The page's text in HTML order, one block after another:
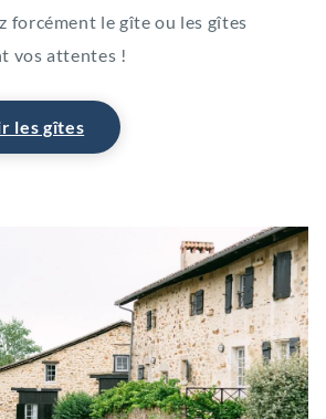
forcément le gîte ou les gîtes
vos attentes !
les gîtes